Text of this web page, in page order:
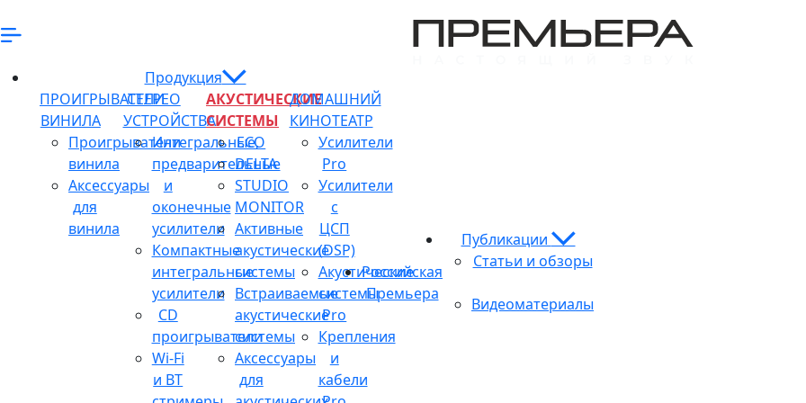
Продукция
ПРОИГРЫВАТЕЛИ
ВИНИЛА
Проигрыватели
винила
Аксессуары
для
винила
СТЕРЕО
УСТРОЙСТВА
Интегральные,
предварительные
и
оконечные
усилители
Компактные
интегральные
усилители
CD
проигрыватели
Wi-Fi
и BT
АКУСТИЧЕСКИЕ
СИСТЕМЫ
ECO
DELTA
STUDIO
MONITOR
Активные
акустические
системы
Встраиваемые
акустические
системы
Аксессуары
для
ДОМАШНИЙ
КИНОТЕАТР
Усилители
Pro
Усилители
с
ЦСП
(DSP)
Акустические
системы
Pro
Крепления
и
кабели
Российская
Премьера
Публикации
Статьи и обзоры
Видеоматериалы